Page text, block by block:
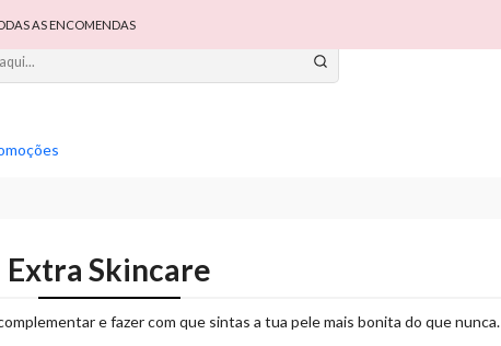
AS ENCOMENDAS
Extra Skincare
e fazer com que sintas a tua pele mais bonita do que nunca.